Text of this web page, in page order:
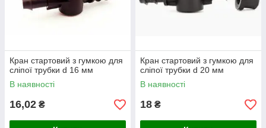
Кран стартовий з гумкою для
сліпої трубки d 16 мм
В наявності
16,02 ₴
Кран стартовий з гумкою для
сліпої трубки d 20 мм
В наявності
18 ₴